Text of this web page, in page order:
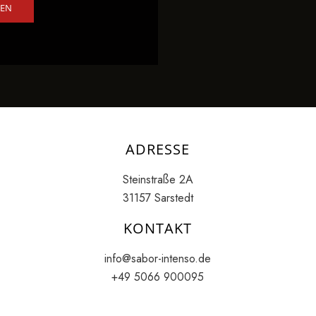
ADRESSE
Steinstraße 2A
31157 Sarstedt
KONTAKT
info@sabor-intenso.de
+49 5066 900095